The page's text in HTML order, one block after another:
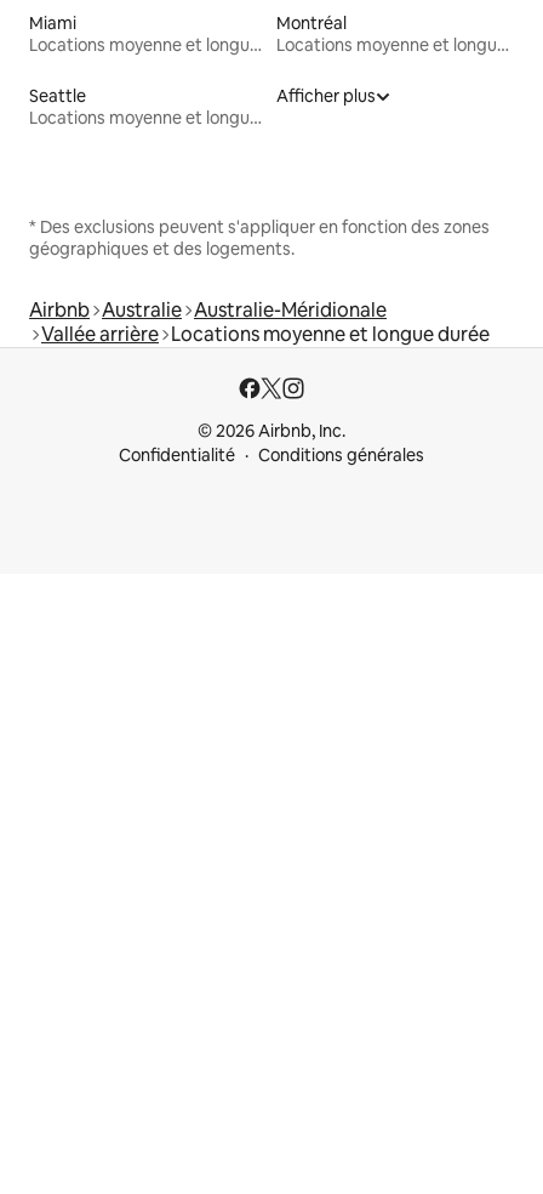
Miami
Locations moyenne et longue durée
Montréal
Locations moyenne et longue durée
Seattle
Locations moyenne et longue durée
Afficher plus
* Des exclusions peuvent s'appliquer en fonction des zones
géographiques et des logements.
Airbnb Australie Australie-Méridionale
Vallée arrière Locations moyenne et longue durée
© 2026 Airbnb, Inc.
Confidentialité
Conditions générales